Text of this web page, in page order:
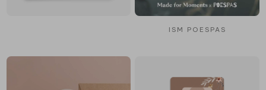
ISM POESPAS